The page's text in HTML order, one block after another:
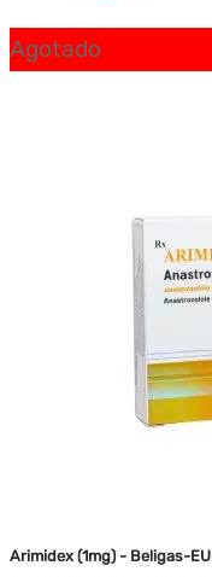
original
Agotado
Arimidex (1mg) - Beligas-EU